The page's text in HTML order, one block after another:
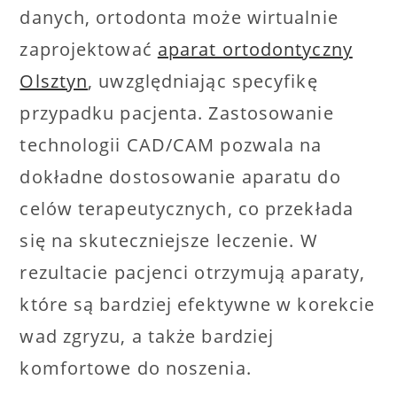
danych, ortodonta może wirtualnie
zaprojektować aparat ortodontyczny
Olsztyn, uwzględniając specyfikę
przypadku pacjenta. Zastosowanie
technologii CAD/CAM pozwala na
dokładne dostosowanie aparatu do
celów terapeutycznych, co przekłada
się na skuteczniejsze leczenie. W
rezultacie pacjenci otrzymują aparaty,
które są bardziej efektywne w korekcie
wad zgryzu, a także bardziej
komfortowe do noszenia.